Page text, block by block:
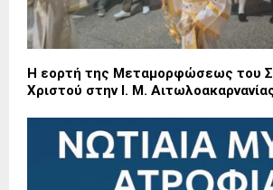
Η εορτή της Μεταμορφώσεως του
Χριστού στην Ι. Μ.